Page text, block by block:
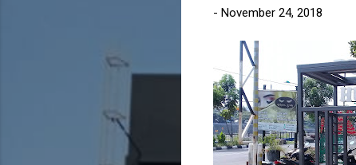
- November 24, 2018